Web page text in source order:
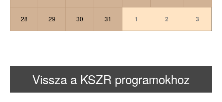
28 29 30 31 1 2 3
Vissza a KSZR programokhoz